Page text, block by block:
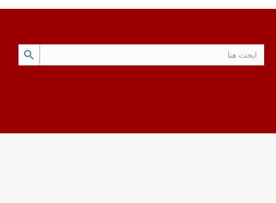
Search
Search Button